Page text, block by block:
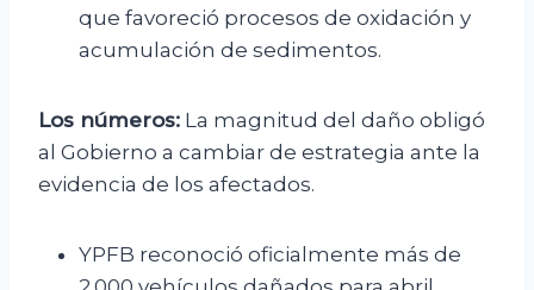
que favoreció procesos de oxidación y
acumulación de sedimentos.
Los números: La magnitud del daño obligó
al Gobierno a cambiar de estrategia ante la
evidencia de los afectados.
YPFB reconoció oficialmente más de